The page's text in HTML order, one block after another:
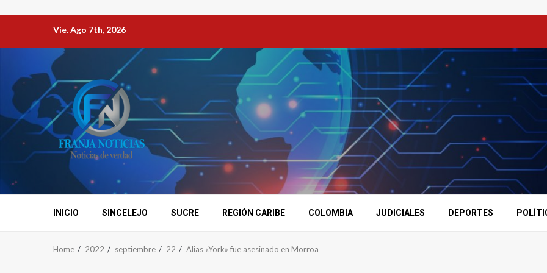
Vie. Ago 7th, 2026
INICIO SINCELEJO SUCRE REGIÓN CARIBE COLOMBIA JUDICIALES DEPORTES
Home 2022 septiembre 22 Alias «York» fue asesinado en Morroa